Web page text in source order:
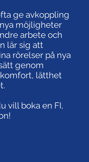
ge avkoppling
möjligheter
arbete och
lär sig att
rörelser på nya
genom
lätthet
vill boka en FI,